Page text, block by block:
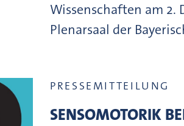
Wissenschaften am 2.
Plenarsaal der
PRESSEMITTEILUNG
SENSOMOTORIK